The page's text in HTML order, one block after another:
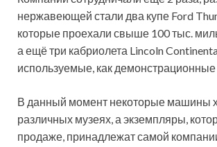
нержавеющей стали два купе Ford
которые проехали свыше 100 тыс.
а ещё три кабриолета Lincoln
используемые, как
В данный момент некоторые машины
различных музеях, а экземпляры,
продаже, принадлежат самой